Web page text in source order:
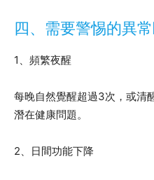
四、需要警惕的異
1、頻繁夜醒
每晚自然覺醒超過3次，或清
潛在健康問題。
2、日間功能下降